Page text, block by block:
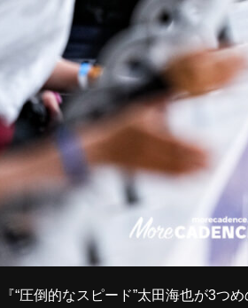
『“圧倒的なスピード”太田海也が3